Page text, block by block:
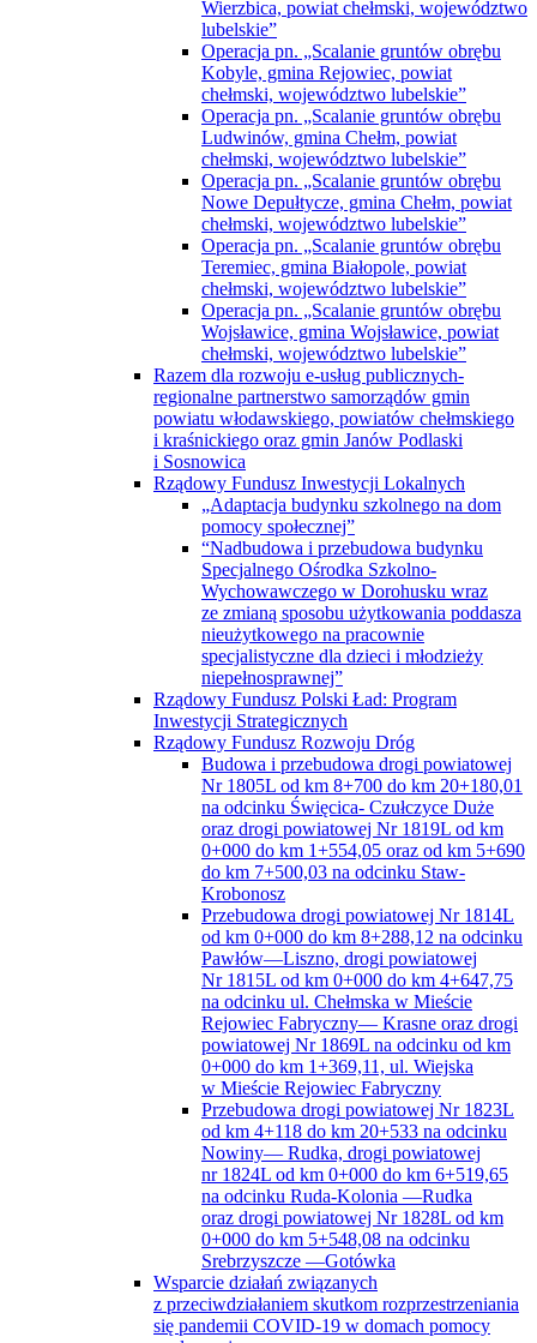
Wierzbica, powiat chełmski, województwo
lubelskie”
Operacja pn. „Scalanie gruntów obrębu
Kobyle, gmina Rejowiec, powiat
chełmski, województwo lubelskie”
Operacja pn. „Scalanie gruntów obrębu
Ludwinów, gmina Chełm, powiat
chełmski, województwo lubelskie”
Operacja pn. „Scalanie gruntów obrębu
Nowe Depułtycze, gmina Chełm, powiat
chełmski, województwo lubelskie”
Operacja pn. „Scalanie gruntów obrębu
Teremiec, gmina Białopole, powiat
chełmski, województwo lubelskie”
Operacja pn. „Scalanie gruntów obrębu
Wojsławice, gmina Wojsławice, powiat
chełmski, województwo lubelskie”
Razem dla rozwoju e-usług publicznych-
regionalne partnerstwo samorządów gmin
powiatu włodawskiego, powiatów chełmskiego
i kraśnickiego oraz gmin Janów Podlaski
i Sosnowica
Rządowy Fundusz Inwestycji Lokalnych
„Adaptacja budynku szkolnego na dom
pomocy społecznej”
“Nadbudowa i przebudowa budynku
Specjalnego Ośrodka Szkolno-
Wychowawczego w Dorohusku wraz
ze zmianą sposobu użytkowania poddasza
nieużytkowego na pracownie
specjalistyczne dla dzieci i młodzieży
niepełnosprawnej”
Rządowy Fundusz Polski Ład: Program
Inwestycji Strategicznych
Rządowy Fundusz Rozwoju Dróg
Budowa i przebudowa drogi powiatowej
Nr 1805L od km 8+700 do km 20+180,01
na odcinku Święcica- Czułczyce Duże
oraz drogi powiatowej Nr 1819L od km
0+000 do km 1+554,05 oraz od km 5+690
do km 7+500,03 na odcinku Staw-
Krobonosz
Przebudowa drogi powiatowej Nr 1814L
od km 0+000 do km 8+288,12 na odcinku
Pawłów—Liszno, drogi powiatowej
Nr 1815L od km 0+000 do km 4+647,75
na odcinku ul. Chełmska w Mieście
Rejowiec Fabryczny— Krasne oraz drogi
powiatowej Nr 1869L na odcinku od km
0+000 do km 1+369,11, ul. Wiejska
w Mieście Rejowiec Fabryczny
Przebudowa drogi powiatowej Nr 1823L
od km 4+118 do km 20+533 na odcinku
Nowiny— Rudka, drogi powiatowej
nr 1824L od km 0+000 do km 6+519,65
na odcinku Ruda-Kolonia —Rudka
oraz drogi powiatowej Nr 1828L od km
0+000 do km 5+548,08 na odcinku
Srebrzyszcze —Gotówka
Wsparcie działań związanych
z przeciwdziałaniem skutkom rozprzestrzeniania
się pandemii COVID-19 w domach pomocy